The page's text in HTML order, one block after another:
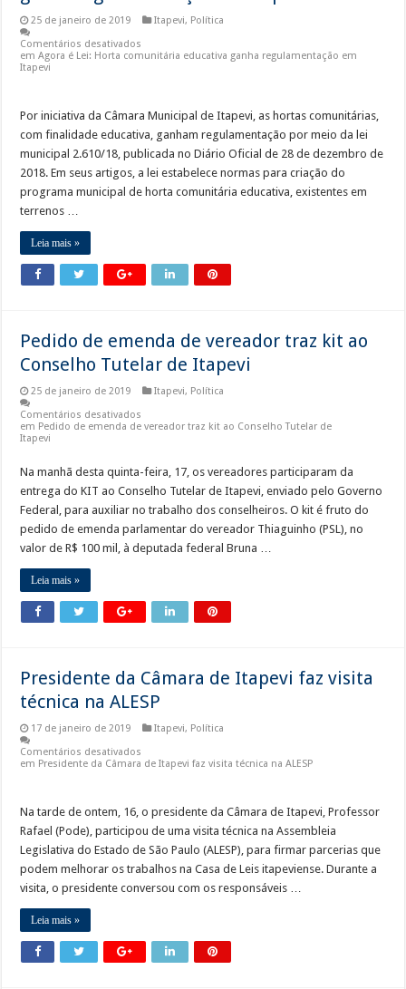
25 de janeiro de 2019 Itapevi, Política
Comentários desativados
em Agora é Lei: Horta comunitária educativa ganha regulamentação em
Itapevi
Por iniciativa da Câmara Municipal de Itapevi, as hortas comunitárias,
com finalidade educativa, ganham regulamentação por meio da lei
municipal 2.610/18, publicada no Diário Oficial de 28 de dezembro de
2018. Em seus artigos, a lei estabelece normas para criação do
programa municipal de horta comunitária educativa, existentes em
terrenos …
Leia mais »
Pedido de emenda de vereador traz kit ao
Conselho Tutelar de Itapevi
25 de janeiro de 2019 Itapevi, Política
Comentários desativados
em Pedido de emenda de vereador traz kit ao Conselho Tutelar de
Itapevi
Na manhã desta quinta-feira, 17, os vereadores participaram da
entrega do KIT ao Conselho Tutelar de Itapevi, enviado pelo Governo
Federal, para auxiliar no trabalho dos conselheiros. O kit é fruto do
pedido de emenda parlamentar do vereador Thiaguinho (PSL), no
valor de R$ 100 mil, à deputada federal Bruna …
Leia mais »
Presidente da Câmara de Itapevi faz visita
técnica na ALESP
17 de janeiro de 2019 Itapevi, Política
Comentários desativados
em Presidente da Câmara de Itapevi faz visita técnica na ALESP
Na tarde de ontem, 16, o presidente da Câmara de Itapevi, Professor
Rafael (Pode), participou de uma visita técnica na Assembleia
Legislativa do Estado de São Paulo (ALESP), para firmar parcerias que
podem melhorar os trabalhos na Casa de Leis itapeviense. Durante a
visita, o presidente conversou com os responsáveis …
Leia mais »